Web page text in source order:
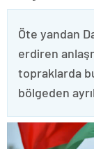
Öte yandan
erdiren
topraklarda
bölgeden